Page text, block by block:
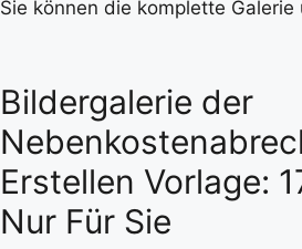
Sie können die komplette Galerie
Bildergalerie der
Erstellen Vorlage:
Nur Für Sie